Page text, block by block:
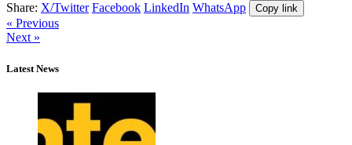
Share: X/Twitter Facebook LinkedIn WhatsApp Copy link
« Previous
Next »
Latest News